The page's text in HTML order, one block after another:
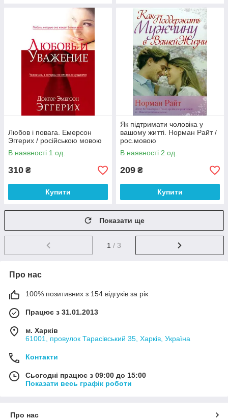
Любов і повага. Емерсон
Эггерих / російською мовою
В наявності 1 од.
310 ₴
Купити
Як підтримати чоловіка у
вашому житті. Норман Райт /
рос.мовою
В наявності 2 од.
209 ₴
Купити
Показати ще
1 / 3
Про нас
100% позитивних з 154 відгуків за рік
Працює з 31.01.2013
м. Харків
61001, провулок Тарасівський 35, Харків, Україна
Контакти
Сьогодні працює з 09:00 до 15:00
Показати весь графік роботи
Про нас